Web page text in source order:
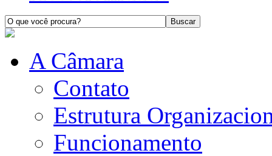
A Câmara
Contato
Estrutura
Funcionamento